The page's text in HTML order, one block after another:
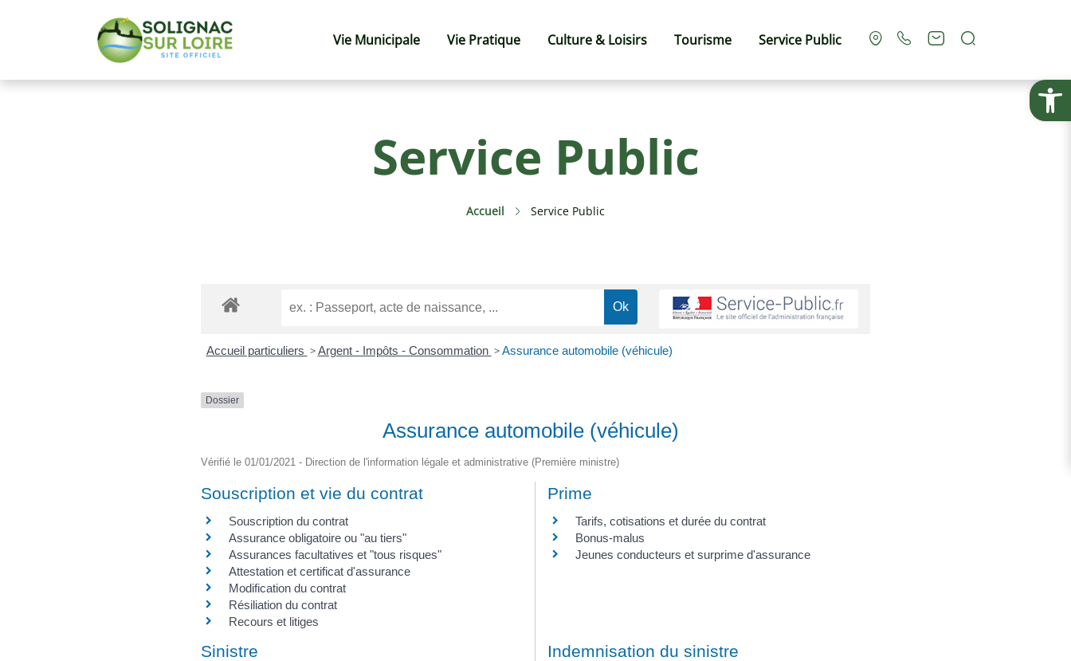
Ouvrir
Vie Municipale Vie Pratique Culture & Loisirs Tourisme Service Public
Service Public
Accueil Service Public
Accueil particuliers > Argent - Impôts - Consommation > Assurance automobile (véhicule)
Dossier
Assurance automobile (véhicule)
Vérifié le 01/01/2021 - Direction de l'information légale et administrative (Première ministre)
Souscription et vie du contrat
Souscription du contrat
Assurance obligatoire ou "au tiers"
Assurances facultatives et "tous risques"
Attestation et certificat d'assurance
Modification du contrat
Résiliation du contrat
Recours et litiges
Prime
Tarifs, cotisations et durée du contrat
Bonus-malus
Jeunes conducteurs et surprime d'assurance
Sinistre Indemnisation du sinistre